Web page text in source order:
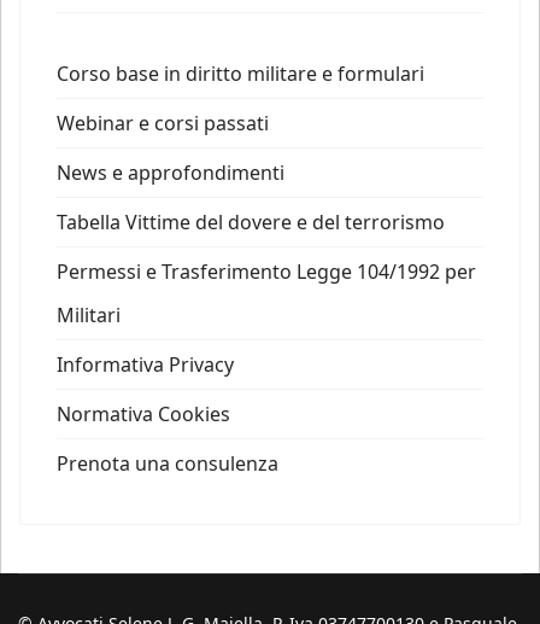
Corso base in diritto militare e formulari
Webinar e corsi passati
News e approfondimenti
Tabella Vittime del dovere e del terrorismo
Permessi e Trasferimento Legge 104/1992 per
Militari
Informativa Privacy
Normativa Cookies
Prenota una consulenza